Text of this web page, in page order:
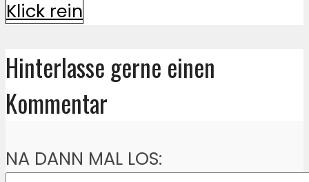
Klick rein
Hinterlasse gerne einen
Kommentar
NA DANN MAL LOS: